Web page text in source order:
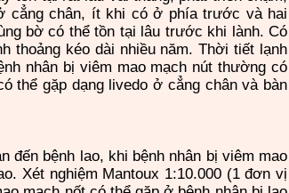
cẳng chân, ít khi có ở phía trước và hai
bờ có thể tồn tại lâu trước khi lành. Có
thoảng kéo dài nhiều năm. Thời tiết lạnh
nhân bị viêm mao mạch nút thường có
thể gặp dạng livedo ở cẳng chân và bàn
đến bệnh lao, khi bệnh nhân bị viêm mao
Xét nghiệm Mantoux 1:10.000 (1 đơn vị